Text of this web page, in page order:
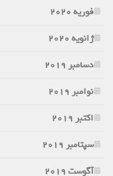
فوریه 2020
ژانویه 2020
دسامبر 2019
نوامبر 2019
اکتبر 2019
سپتامبر 2019
آگوست 2019